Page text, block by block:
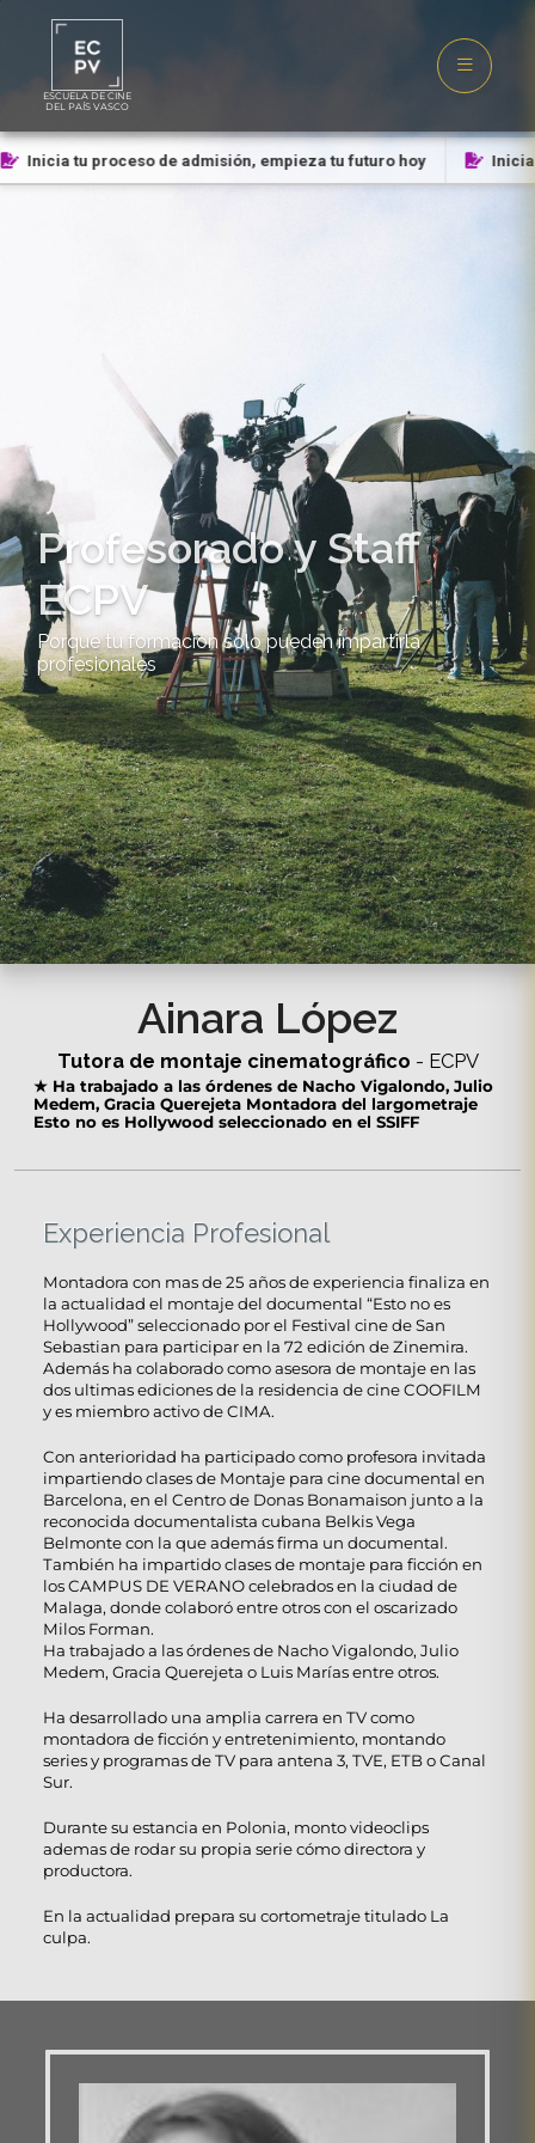
ESCUELA DE CINE
DEL PAÍS VASCO
Inicia tu proceso de admisión, empieza tu futuro hoy Inicia
Profesorado y Staff
ECPV
Porque tu formación solo pueden impartirla
profesionales
Ainara López
Tutora de montaje cinematográfico - ECPV
★ Ha trabajado a las órdenes de Nacho Vigalondo, Julio
Medem, Gracia Querejeta Montadora del largometraje
Esto no es Hollywood seleccionado en el SSIFF
Experiencia Profesional
Montadora con mas de 25 años de experiencia finaliza en
la actualidad el montaje del documental “Esto no es
Hollywood” seleccionado por el Festival cine de San
Sebastian para participar en la 72 edición de Zinemira.
Además ha colaborado como asesora de montaje en las
dos ultimas ediciones de la residencia de cine COOFILM
y es miembro activo de CIMA.
Con anterioridad ha participado como profesora invitada
impartiendo clases de Montaje para cine documental en
Barcelona, en el Centro de Donas Bonamaison junto a la
reconocida documentalista cubana Belkis Vega
Belmonte con la que además firma un documental.
También ha impartido clases de montaje para ficción en
los CAMPUS DE VERANO celebrados en la ciudad de
Malaga, donde colaboró entre otros con el oscarizado
Milos Forman.
Ha trabajado a las órdenes de Nacho Vigalondo, Julio
Medem, Gracia Querejeta o Luis Marías entre otros.
Ha desarrollado una amplia carrera en TV como
montadora de ficción y entretenimiento, montando
series y programas de TV para antena 3, TVE, ETB o Canal
Sur.
Durante su estancia en Polonia, monto videoclips
ademas de rodar su propia serie cómo directora y
productora.
En la actualidad prepara su cortometraje titulado La
culpa.